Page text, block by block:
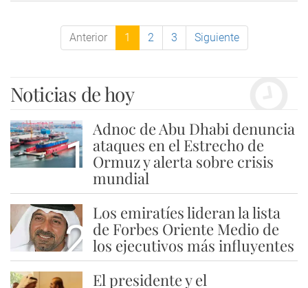
Anterior 1 2 3 Siguiente
Noticias de hoy
1
Adnoc de Abu Dhabi denuncia
ataques en el Estrecho de
Ormuz y alerta sobre crisis
mundial
2
Los emiratíes lideran la lista
de Forbes Oriente Medio de
los ejecutivos más influyentes
El presidente y el